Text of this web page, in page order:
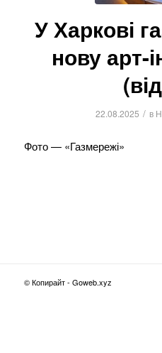
У Харкові
нову арт-
22.08.2025 / в
Фото — «Газмережі»
© Копирайт - Goweb.xyz